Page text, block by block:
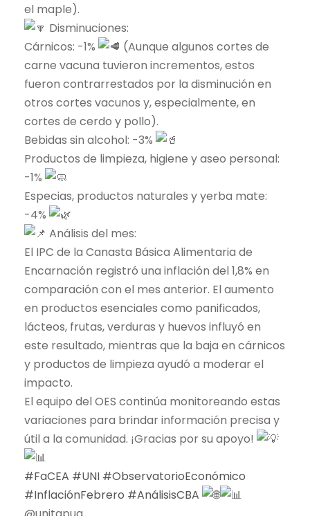
el maple).
Disminuciones:
Cárnicos: -1%
(Aunque algunos cortes de
carne vacuna tuvieron incrementos, estos
fueron contrarrestados por la disminución en
otros cortes vacunos y, especialmente, en
cortes de cerdo y pollo).
Bebidas sin alcohol: -3%
Productos de limpieza, higiene y aseo personal:
-1%
Especias, productos naturales y yerba mate:
-4%
Análisis del mes:
El IPC de la Canasta Básica Alimentaria de
Encarnación registró una inflación del 1,8% en
comparación con el mes anterior. El aumento
en productos esenciales como panificados,
lácteos, frutas, verduras y huevos influyó en
este resultado, mientras que la baja en cárnicos
y productos de limpieza ayudó a moderar el
impacto.
El equipo del OES continúa monitoreando estas
variaciones para brindar información precisa y
útil a la comunidad. ¡Gracias por su apoyo!
#FaCEA #UNI #ObservatorioEconómico
#InflaciónFebrero #AnálisisCBA